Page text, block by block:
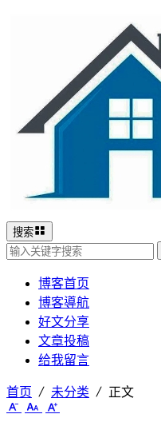
搜索
博客首页
博客導航
好文分享
文章投稿
给我留言
首页 未分类 正文